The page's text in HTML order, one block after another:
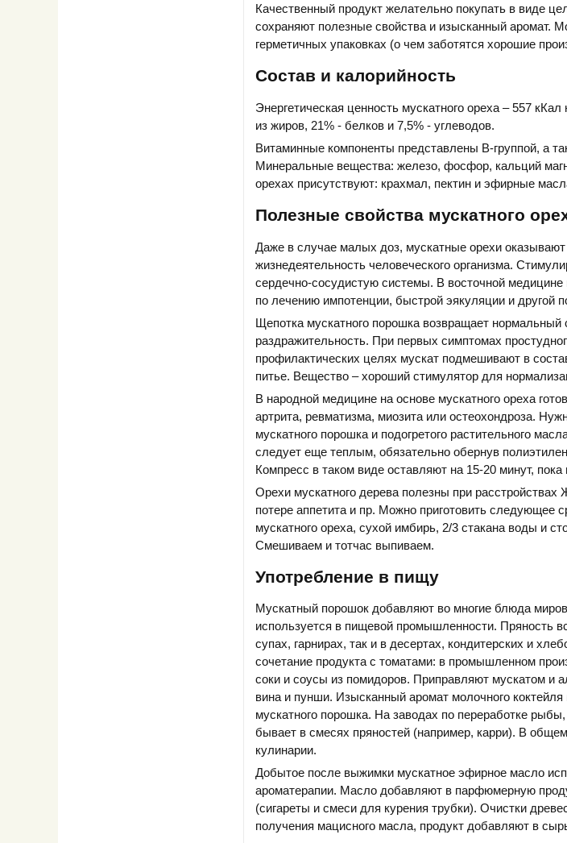
Качественный продукт желательно покупать в виде
сохраняют полезные свойства и изысканный аромат.
герметичных упаковках (о чем заботятся хорошие
Состав и калорийность
Энергетическая ценность мускатного ореха – 557
из жиров, 21% - белков и 7,5% - углеводов.
Витаминные компоненты представлены В-группой, а
Минеральные вещества: железо, фосфор, кальций
орехах присутствуют: крахмал, пектин и эфирные
Полезные свойства мускатного
Даже в случае малых доз, мускатные орехи оказывают
жизнедеятельность человеческого организма.
сердечно-сосудистую системы. В восточной медицине
по лечению импотенции, быстрой эякуляции и другой
Щепотка мускатного порошка возвращает нормальный
раздражительность. При первых симптомах
профилактических целях мускат подмешивают в
питье. Вещество – хороший стимулятор для
В народной медицине на основе мускатного ореха
артрита, ревматизма, миозита или остеохондроза.
мускатного порошка и подогретого растительного
следует еще теплым, обязательно обернув
Компресс в таком виде оставляют на 15-20 минут,
Орехи мускатного дерева полезны при расстройствах
потере аппетита и пр. Можно приготовить следующее
мускатного ореха, сухой имбирь, 2/3 стакана воды и
Смешиваем и тотчас выпиваем.
Употребление в пищу
Мускатный порошок добавляют во многие блюда
используется в пищевой промышленности. Пряность
супах, гарнирах, так и в десертах, кондитерских и
сочетание продукта с томатами: в промышленном
соки и соусы из помидоров. Приправляют мускатом и
вина и пунши. Изысканный аромат молочного
мускатного порошка. На заводах по переработке
бывает в смесях пряностей (например, карри). В
кулинарии.
Добытое после выжимки мускатное эфирное масло
ароматерапии. Масло добавляют в парфюмерную
(сигареты и смеси для курения трубки). Очистки
получения мацисного масла, продукт добавляют в